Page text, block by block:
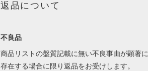
返品について
不良品
商品リストの盤質記載に無い不良事由が顕著に
存在する場合に限り返品をお受けします。